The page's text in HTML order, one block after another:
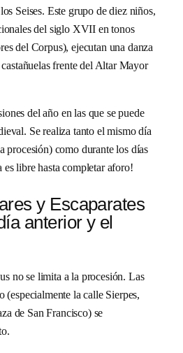
Seises. Este grupo de diez niños,
del siglo XVII en tonos
del Corpus), ejecutan una danza
frente del Altar Mayor
del año en las que se puede
Se realiza tanto el mismo día
procesión) como durante los días
es libre hasta completar aforo!
y Escaparates
anterior y el
no se limita a la procesión. Las
(especialmente la calle Sierpes,
de San Francisco) se